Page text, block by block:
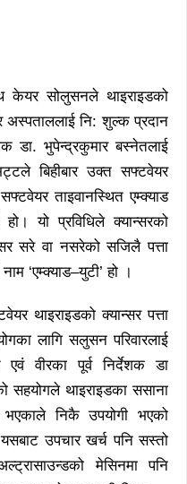
सोलुसनले थाइराइडको
अस्पताललाई नि: शुल्क प्रदान
डा. भुपेन्द्रकुमार बस्नेतलाई
बिहीबार उक्त सफ्टवेयर
ताइवानस्थित एम्क्याड
यो प्रविधिले क्यान्सरको
सरे वा नसरेको सजिलै पत्ता
‘एम्क्याड–युटी’ हो ।
थाइराइडको क्यान्सर पत्ता
लागि सलुसन परिवारलाई
वीरका पूर्व निर्देशक डा
सहयोगले थाइराइडका ससाना
निकै उपयोगी भएको
यसबाट उपचार खर्च पनि सस्तो
मेसिनमा पनि